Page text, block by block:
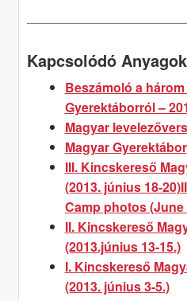
Kapcsolódó
Beszámoló a
Gyerektáborról –
Magyar
Magyar Gyerektábor
III. Kincskereső
(2013. június 18-20)
Camp photos (June
II. Kincskereső
(2013.június 13-15.)
I. Kincskereső
(2013. június 3-5.)